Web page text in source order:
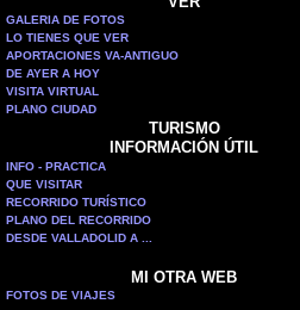
GALERIA DE FOTOS
LO TIENES QUE VER
APORTACIONES VA-ANTIGUO
DE AYER A HOY
VISITA VIRTUAL
PLANO CIUDAD
TURISMO
INFORMACIÓN ÚTIL
INFO - PRACTICA
QUE VISITAR
RECORRIDO TURÍSTICO
PLANO DEL RECORRIDO
DESDE VALLADOLID A ...
MI OTRA WEB
FOTOS DE VIAJES